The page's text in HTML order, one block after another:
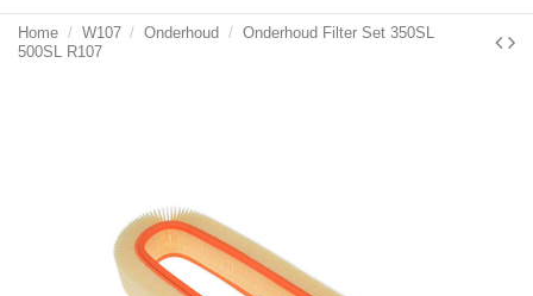
Home W107 Onderhoud
Onderhoud Filter Set 350SL
500SL R107